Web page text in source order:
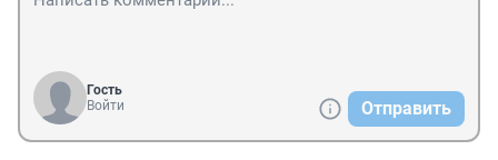
Гость
Войти
Отправить